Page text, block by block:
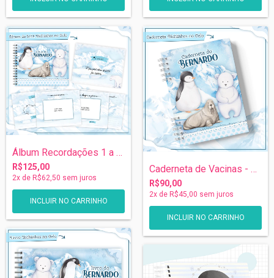
Álbum Recordações 1 a 5 anos - Amiguinho...
R$125,00
2x de R$62,50 sem juros
Caderneta de Vacinas - Amiguinhos do Gel...
R$90,00
2x de R$45,00 sem juros